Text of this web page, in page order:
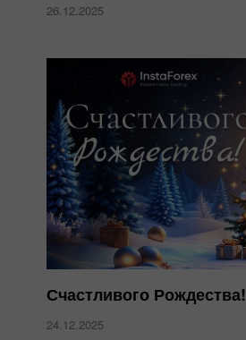
26.12.2025
Счастливого Рождества!
24.12.2025